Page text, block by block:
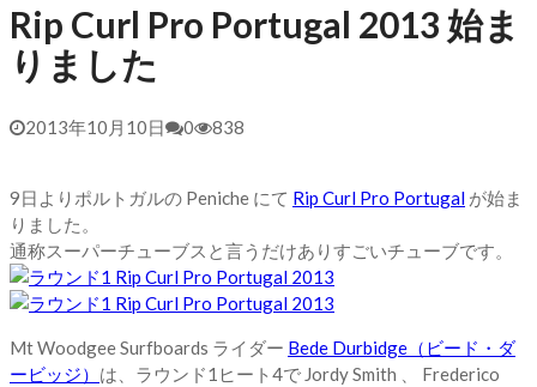
Rip Curl Pro Portugal 2013 始ま
りました
2013年10月10日 0 838
9日よりポルトガルの Peniche にて Rip Curl Pro Portugal が始ま
りました。
通称スーパーチューブスと言うだけありすごいチューブです。
Mt Woodgee Surfboards ライダー Bede Durbidge（ビード・ダ
ービッジ） は、ラウンド1ヒート4で Jordy Smith 、 Frederico